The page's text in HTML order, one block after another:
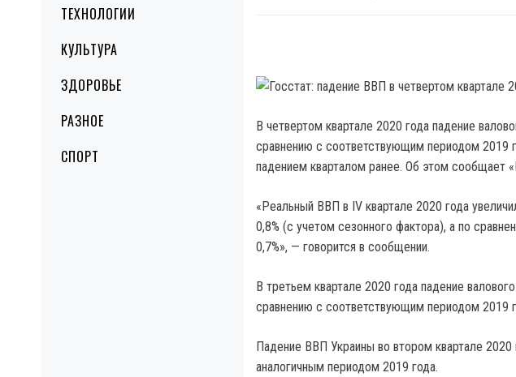
ТЕХНОЛОГИИ
КУЛЬТУРА
ЗДОРОВЬЕ
РАЗНОЕ
СПОРТ
В четвертом квартале 2020 года падение
сравнению с соответствующим периодом 2019
падением кварталом ранее. Об этом сообщает
«Реальный ВВП в IV квартале 2020 года
0,8% (с учетом сезонного фактора), а по
0,7%», — говорится в сообщении.
В третьем квартале 2020 года падение
сравнению с соответствующим периодом 2019
Падение ВВП Украины во втором квартале 2020
аналогичным периодом 2019 года.